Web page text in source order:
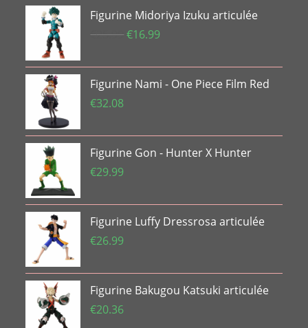
Figurine Midoriya Izuku articulée
€25.99 Le
initial
était :
€16.99Le
actuel
est :
Figurine Nami - One Piece Film Red
€32.08
Figurine Gon - Hunter X Hunter
€29.99
Figurine Luffy Dressrosa articulée
€26.99
Figurine Bakugou Katsuki articulée
€20.36